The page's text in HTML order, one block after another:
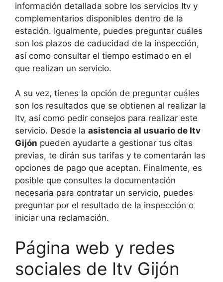
información detallada sobre los servicios Itv y
complementarios disponibles dentro de la
estación. Igualmente, puedes preguntar cuáles
son los plazos de caducidad de la inspección,
así como consultar el tiempo estimado en el
que realizan un servicio.
A su vez, tienes la opción de preguntar cuáles
son los resultados que se obtienen al realizar la
Itv, así como pedir consejos para realizar este
servicio. Desde la asistencia al usuario de Itv
Gijón pueden ayudarte a gestionar tus citas
previas, te dirán sus tarifas y te comentarán las
opciones de pago que aceptan. Finalmente, es
posible que consultes la documentación
necesaria para contratar un servicio, puedes
preguntar por el resultado de la inspección o
iniciar una reclamación.
Página web y redes
sociales de Itv Gijón